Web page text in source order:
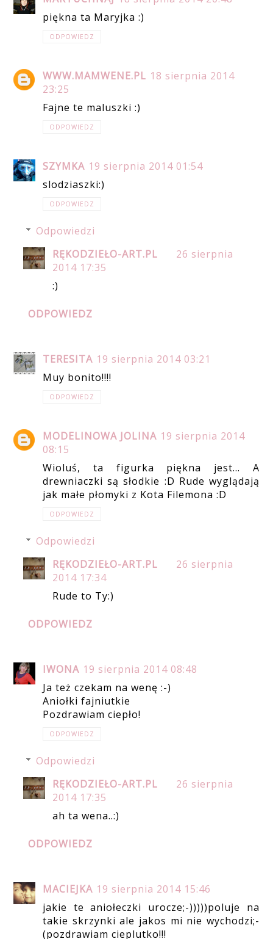
piękna ta Maryjka :)
ODPOWIEDZ
WWW.MAMWENE.PL 18 sierpnia 2014
23:25
Fajne te maluszki :)
ODPOWIEDZ
SZYMKA 19 sierpnia 2014 01:54
slodziaszki:)
ODPOWIEDZ
Odpowiedzi
RĘKODZIEŁO-ART.PL
26 sierpnia
2014 17:35
:)
ODPOWIEDZ
TERESITA 19 sierpnia 2014 03:21
Muy bonito!!!!
ODPOWIEDZ
MODELINOWA JOLINA 19 sierpnia 2014
08:15
Wioluś, ta figurka piękna jest... A
drewniaczki są słodkie :D Rude wyglądają
jak małe płomyki z Kota Filemona :D
ODPOWIEDZ
Odpowiedzi
RĘKODZIEŁO-ART.PL
26 sierpnia
2014 17:34
Rude to Ty:)
ODPOWIEDZ
IWONA 19 sierpnia 2014 08:48
Ja też czekam na wenę :-)
Aniołki fajniutkie
Pozdrawiam ciepło!
ODPOWIEDZ
Odpowiedzi
RĘKODZIEŁO-ART.PL
26 sierpnia
2014 17:35
ah ta wena..:)
ODPOWIEDZ
MACIEJKA 19 sierpnia 2014 15:46
jakie te aniołeczki urocze;-)))))poluje na
takie skrzynki ale jakos mi nie wychodzi;-
(pozdrawiam cieplutko!!!